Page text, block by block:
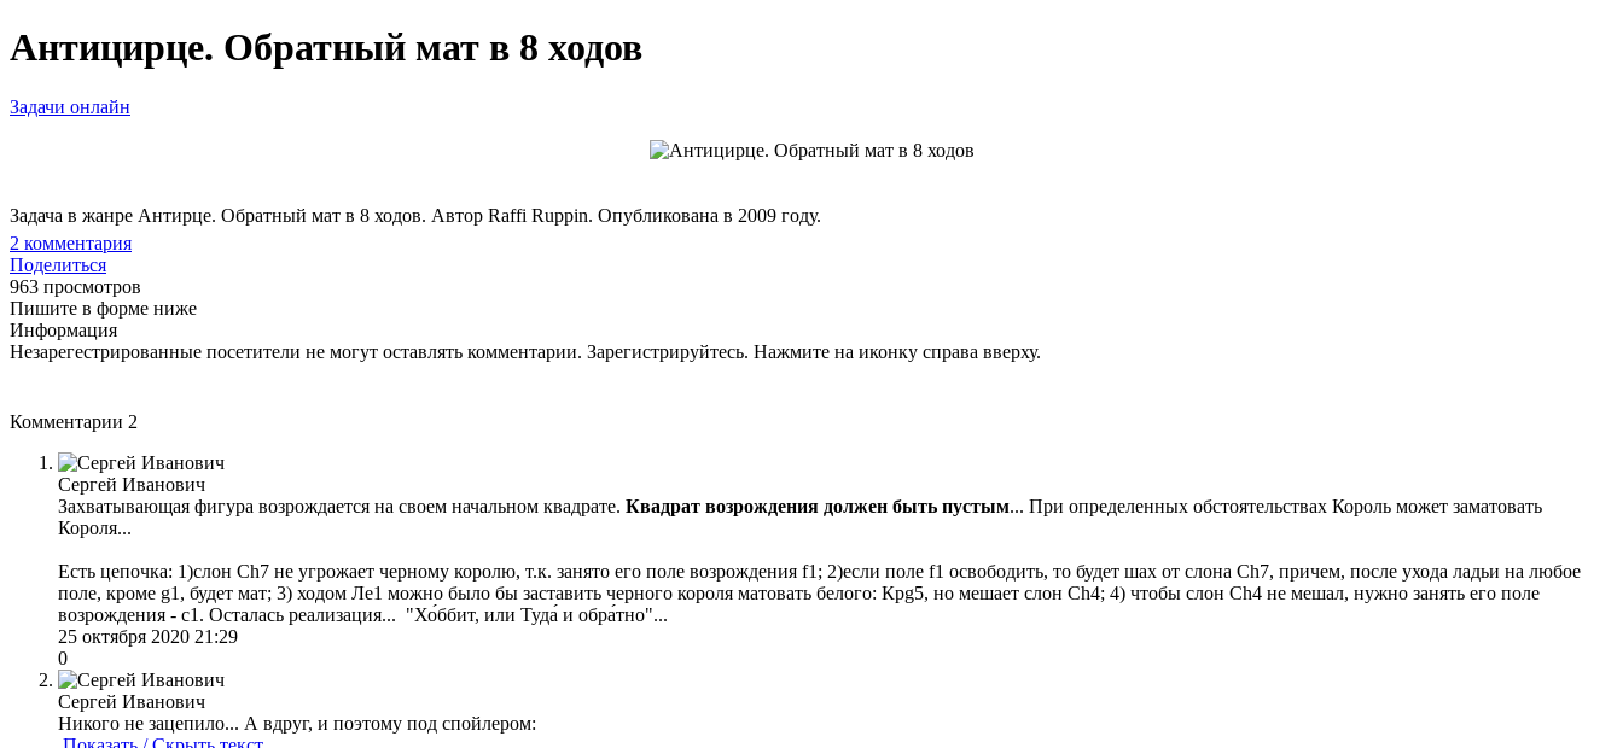
Антицирце. Обратный мат в 8 ходов
Задачи онлайн
Задача в жанре Антирце. Обратный мат в 8 ходов. Автор Raffi Ruppin. Опубликована в 2009 году.
2 комментария
Поделиться
963 просмотров
Пишите в форме ниже
Информация
Незарегестрированные посетители не могут оставлять комментарии. Зарегистрируйтесь. Нажмите на иконку справа вверху.
Комментарии 2
Сергей Иванович
Захватывающая фигура возрождается на своем начальном квадрате. Квадрат возрождения должен быть пустым... При определенных обстоятельствах Король может заматовать
Короля...
Есть цепочка: 1)слон Ch7 не угрожает черному королю, т.к. занято его поле возрождения f1; 2)если поле f1 освободить, то будет шах от слона Ch7, причем, после ухода ладьи на любое
поле, кроме g1, будет мат; 3) ходом Ле1 можно было бы заставить черного короля матовать белого: Крg5, но мешает слон Ch4; 4) чтобы слон Ch4 не мешал, нужно занять его поле
возрождения - с1. Осталась реализация... "Хо́ббит, или Туда́ и обра́тно"...
25 октября 2020 21:29
0
Сергей Иванович
Никого не зацепило... А вдруг, и поэтому под спойлером: